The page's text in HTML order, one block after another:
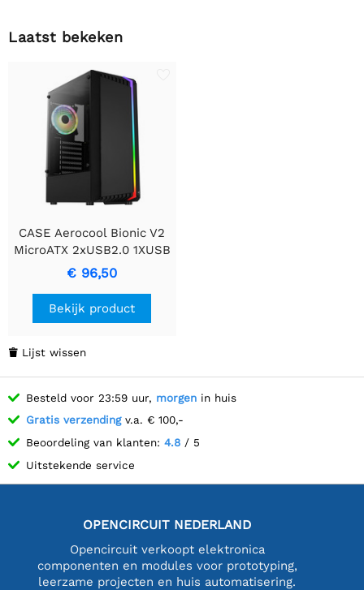
Laatst bekeken
CASE Aerocool Bionic V2
MicroATX 2xUSB2.0 1XUSB
3.2 / RGB
€ 96,50
Bekijk product
 Lijst wissen
Besteld voor 23:59 uur, morgen in huis
Gratis verzendingv.a. € 100,-
Beoordeling van klanten: 4.8 / 5
Uitstekende service
OPENCIRCUIT NEDERLAND
Opencircuit verkoopt elektronica
componenten en modules voor prototyping,
leerzame projecten en huis automatisering.